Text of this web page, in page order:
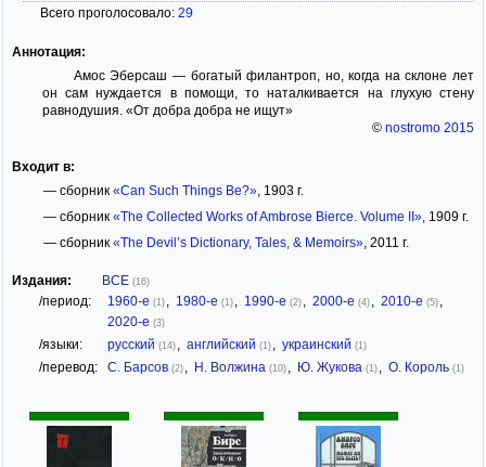
Всего проголосовало: 29
Аннотация:
Амос Эберсаш — богатый филантроп, но, когда на склоне лет
он сам нуждается в помощи, то наталкивается на глухую стену
равнодушия. «От добра добра не ищут»
© nostromo 2015
Входит в:
— сборник «Can Such Things Be?», 1903 г.
— сборник «The Collected Works of Ambrose Bierce. Volume II», 1909 г.
— сборник «The Devil’s Dictionary, Tales, & Memoirs», 2011 г.
Издания: ВСЕ (16)
/период: 1960-е (1) 1980-е (1) 1990-е (2) 2000-е (4) 2010-е (5)
2020-е (3)
/языки: русский (14) английский (1) украинский (1)
/перевод: С. Барсов (2) Н. Волжина (10) Ю. Жукова (1) О. Король (1)